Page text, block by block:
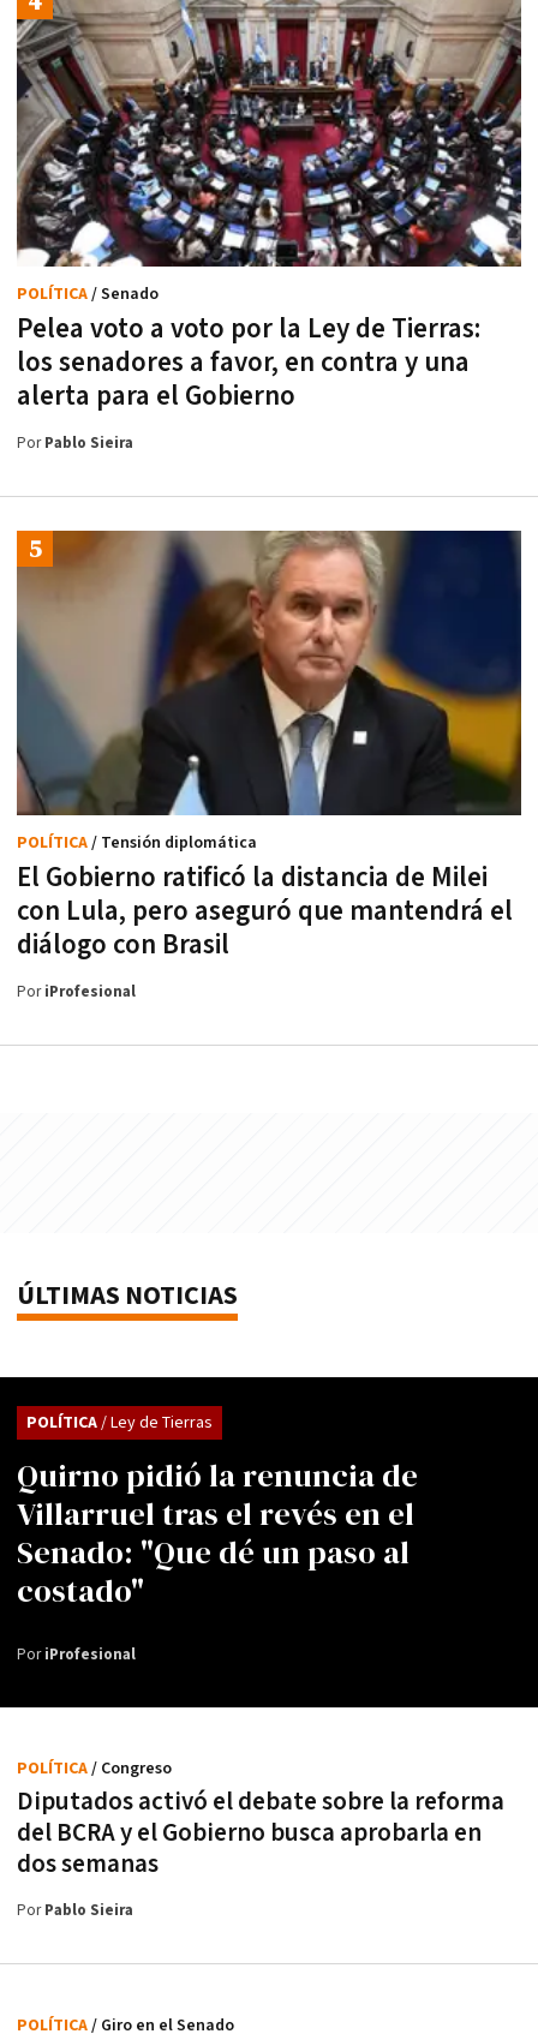
Pelea voto a voto por la Ley de Tierras:
los senadores a favor, en contra y una
alerta para el Gobierno
POLÍTICA/ Senado
PorPablo Sieira
El Gobierno ratificó la distancia de Milei
con Lula, pero aseguró que mantendrá el
diálogo con Brasil
POLÍTICA/ Tensión diplomática
PoriProfesional
ÚLTIMAS NOTICIAS
Quirno pidió la renuncia de
Villarruel tras el revés en el
Senado: "Que dé un paso al
costado"
POLÍTICA/ Ley de Tierras
PoriProfesional
Diputados activó el debate sobre la reforma
del BCRA y el Gobierno busca aprobarla en
dos semanas
POLÍTICA/ Congreso
PorPablo Sieira
POLÍTICA/ Giro en el Senado